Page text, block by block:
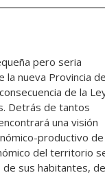
pero seria
la nueva Provincia de
de la
Detrás de tantos
una visión
productivo de
del territorio
sus habitantes, de
de los siglos.
de los lodinos,
crear
así una visión de
en su conjunto. El
permitió también la
y un